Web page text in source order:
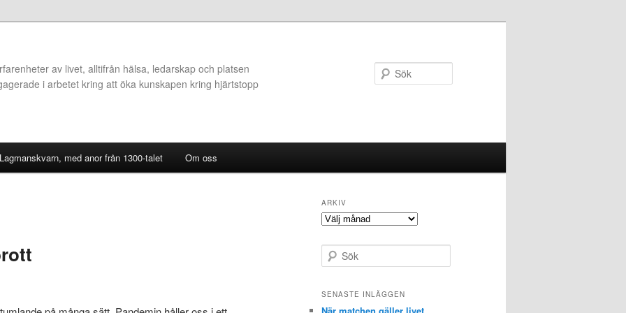
av livet, alltifrån hälsa, ledarskap och platsen
i arbetet kring att öka kunskapen kring hjärtstopp
med anor från 1300-talet Om oss
ARKIV
Arkiv
ö
SENASTE INLÄGGEN